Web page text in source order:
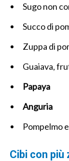
Sugo non
Succo di
Zuppa di
Guaiava,
Papaya
Anguria
Pompelmo
Cibi con più